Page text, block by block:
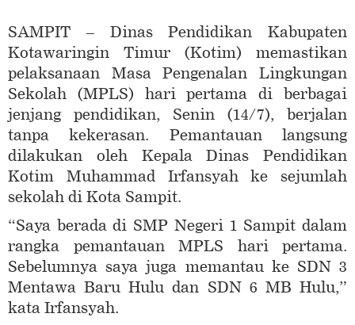
SAMPIT – Dinas Pendidikan Kabupaten
Kotawaringin Timur (Kotim) memastikan
pelaksanaan Masa Pengenalan Lingkungan
Sekolah (MPLS) hari pertama di berbagai
jenjang pendidikan, Senin (14/7), berjalan
tanpa kekerasan. Pemantauan langsung
dilakukan oleh Kepala Dinas Pendidikan
Kotim Muhammad Irfansyah ke sejumlah
sekolah di Kota Sampit.
“Saya berada di SMP Negeri 1 Sampit dalam
rangka pemantauan MPLS hari pertama.
Sebelumnya saya juga memantau ke SDN 3
Mentawa Baru Hulu dan SDN 6 MB Hulu,”
kata Irfansyah.